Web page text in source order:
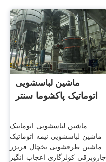
ماشین لباسشویی
اتوماتیک پاکشوما سنتر
ماشین لباسشویی اتوماتیک
ماشین لباسشویی نیمه اتوماتیک
ماشین ظرفشویی یخچال فریزر
جاروبرقی کولرگازی اعجاب انگیز